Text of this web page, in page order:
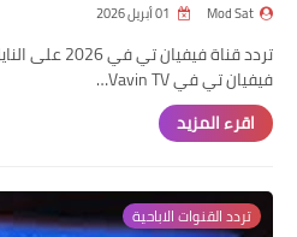
Mod Sat
فيفيان تي في Vavin TV…
اقرء المزيد
تردد القنوات الاباحية